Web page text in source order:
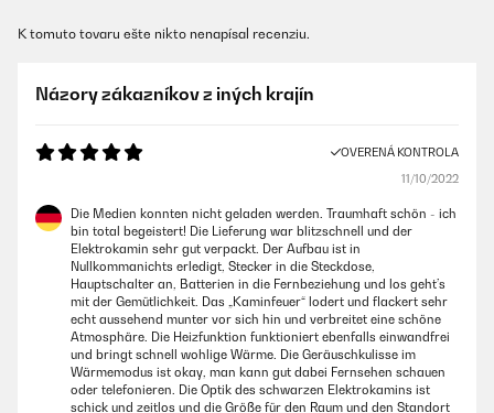
K tomuto tovaru ešte nikto nenapísal recenziu.
Názory zákazníkov z iných krajín
OVERENÁ KONTROLA
11/10/2022
Die Medien konnten nicht geladen werden. Traumhaft schön - ich
bin total begeistert! Die Lieferung war blitzschnell und der
Elektrokamin sehr gut verpackt. Der Aufbau ist in
Nullkommanichts erledigt, Stecker in die Steckdose,
Hauptschalter an, Batterien in die Fernbeziehung und los geht’s
mit der Gemütlichkeit. Das „Kaminfeuer“ lodert und flackert sehr
echt aussehend munter vor sich hin und verbreitet eine schöne
Atmosphäre. Die Heizfunktion funktioniert ebenfalls einwandfrei
und bringt schnell wohlige Wärme. Die Geräuschkulisse im
Wärmemodus ist okay, man kann gut dabei Fernsehen schauen
oder telefonieren. Die Optik des schwarzen Elektrokamins ist
schick und zeitlos und die Größe für den Raum und den Standort